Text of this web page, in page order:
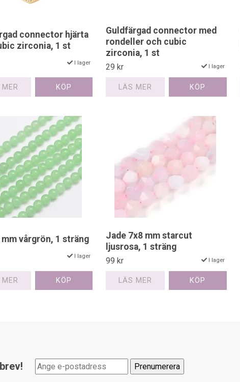
connector hjärta
zirconia, 1 st
I lager
Guldfärgad connector med
rondeller och cubic
zirconia, 1 st
29 kr I lager
LÄS MER
mm vårgrön, 1 sträng
I lager
Jade 7x8 mm starcut
ljusrosa, 1 sträng
99 kr I lager
LÄS MER